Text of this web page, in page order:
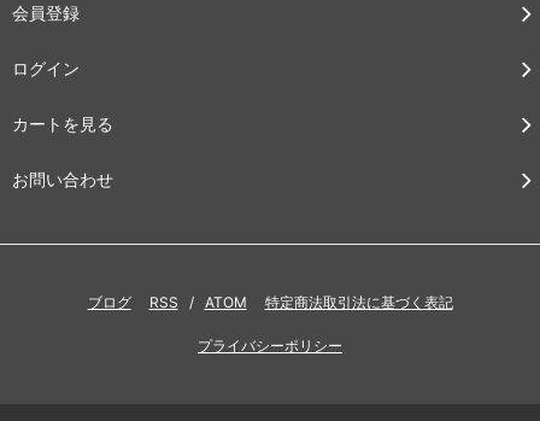
会員登録
ログイン
カートを見る
お問い合わせ
ブログ RSS / ATOM 特定商法取引法に基づく表記
プライバシーポリシー